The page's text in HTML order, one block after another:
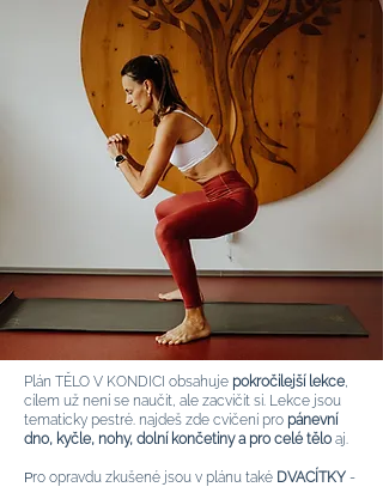
Plán TĚLO V KONDICI obsahuje pokročilejší lekce,
cílem už není se naučit, ale zacvičit si. Lekce jsou
tematicky pestré. najdeš zde cvičení pro pánevní
dno, kyčle, nohy, dolní končetiny a pro celé tělo aj.
Pro opravdu zkušené jsou v plánu také DVACÍTKY -